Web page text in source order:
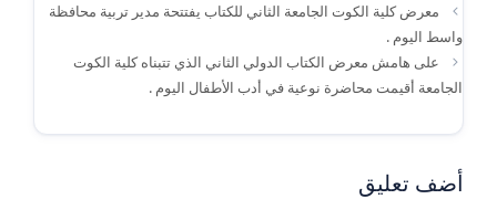
معرض كلية الكوت الجامعة الثاني للكتاب يفتتحة مدير تربية محافظة
واسط اليوم .
على هامش معرض الكتاب الدولي الثاني الذي تتبناه كلية الكوت
الجامعة أقيمت محاضرة نوعية في أدب الأطفال اليوم .
أضف تعليق